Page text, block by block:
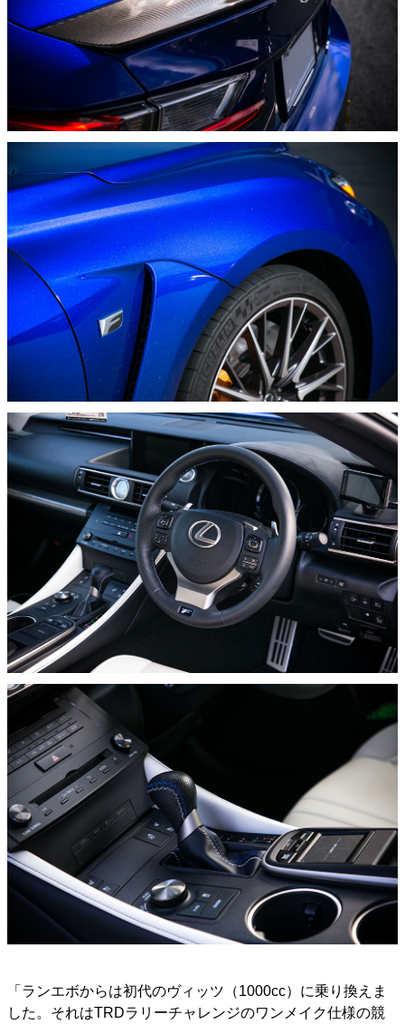
「ランエボからは初代のヴィッツ（1000cc）に乗り換えま
した。それはTRDラリーチャレンジのワンメイク仕様の競